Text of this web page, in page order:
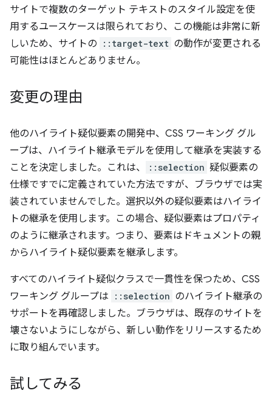
サイトで複数のターゲット テキストのスタイル設定を使
用するユースケースは限られており、この機能は非常に新
しいため、サイトの
::target-text の動作が変更される
可能性はほとんどありません。
変更の理由
他のハイライト疑似要素の開発中、CSS ワーキング グル
ープは、ハイライト継承モデルを使用して継承を実装する
ことを決定しました。これは、
::selection 疑似要素の
仕様ですでに定義されていた方法ですが、ブラウザでは実
装されていませんでした。選択以外の疑似要素はハイライ
トの継承を使用します。この場合、疑似要素はプロパティ
のように継承されます。つまり、要素はドキュメントの親
からハイライト疑似要素を継承します。
すべてのハイライト疑似クラスで一貫性を保つため、CSS
ワーキング グループは
::selection のハイライト継承の
サポートを再確認しました。ブラウザは、既存のサイトを
壊さないようにしながら、新しい動作をリリースするため
に取り組んでいます。
試してみる